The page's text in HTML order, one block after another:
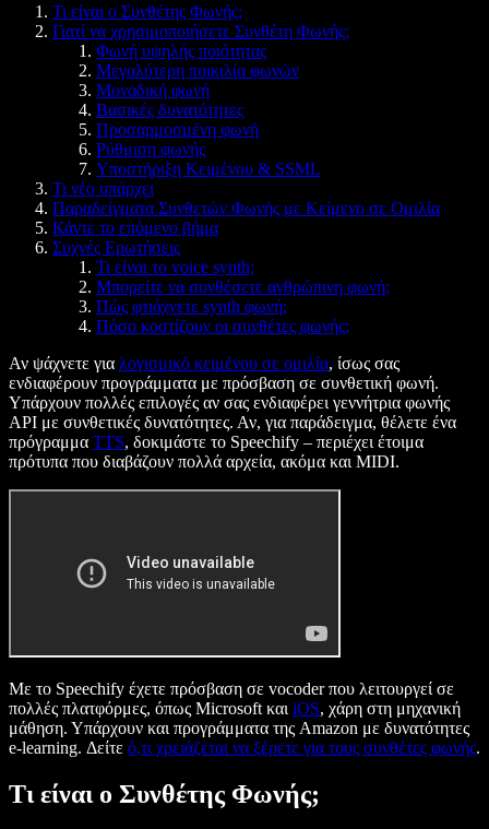
Τι είναι ο Συνθέτης Φωνής;
Γιατί να χρησιμοποιήσετε Συνθέτη Φωνής;
Φωνή υψηλής ποιότητας
Μεγαλύτερη ποικιλία φωνών
Μοναδική φωνή
Βασικές δυνατότητες
Προσαρμοσμένη φωνή
Ρύθμιση φωνής
Υποστήριξη Κειμένου & SSML
Τι νέο υπάρχει
Παραδείγματα Συνθετών Φωνής με Κείμενο σε Ομιλία
Κάντε το επόμενο βήμα
Συχνές Ερωτήσεις
Τι είναι το voice synth;
Μπορείτε να συνθέσετε ανθρώπινη φωνή;
Πώς φτιάχνετε synth φωνή;
Πόσο κοστίζουν οι συνθέτες φωνής;
Αν ψάχνετε για λογισμικό κειμένου σε ομιλία, ίσως σας
ενδιαφέρουν προγράμματα με πρόσβαση σε συνθετική φωνή.
Υπάρχουν πολλές επιλογές αν σας ενδιαφέρει γεννήτρια φωνής
API με συνθετικές δυνατότητες. Αν, για παράδειγμα, θέλετε ένα
πρόγραμμα TTS, δοκιμάστε το Speechify – περιέχει έτοιμα
πρότυπα που διαβάζουν πολλά αρχεία, ακόμα και MIDI.
Με το Speechify έχετε πρόσβαση σε vocoder που λειτουργεί σε
πολλές πλατφόρμες, όπως Microsoft και iOS, χάρη στη μηχανική
μάθηση. Υπάρχουν και προγράμματα της Amazon με δυνατότητες
e-learning. Δείτε ό,τι χρειάζεται να ξέρετε για τους συνθέτες φωνής.
Τι είναι ο Συνθέτης Φωνής;